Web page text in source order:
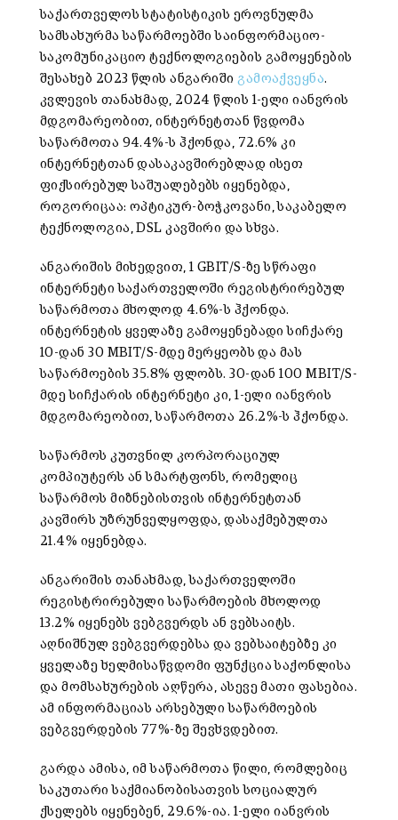
საქართველოს სტატისტიკის ეროვნულმა
სამსახურმა საწარმოებში საინფორმაციო-
საკომუნიკაციო ტექნოლოგიების გამოყენების
შესახებ 2023 წლის ანგარიშიგამოაქვეყნა.
კვლევის თანახმად, 2024 წლის 1-ელი იანვრის
მდგომარეობით, ინტერნეტთან წვდომა
საწარმოთა 94.4%-ს ჰქონდა, 72.6% კი
ინტერნეტთან დასაკავშირებლად ისეთ
ფიქსირებულ საშუალებებს იყენებდა,
როგორიცაა: ოპტიკურ-ბოჭკოვანი, საკაბელო
ტექნოლოგია, DSL კავშირი და სხვა.
ანგარიშის მიხედვით, 1 GBIT/S-ზე სწრაფი
ინტერნეტი საქართველოში რეგისტრირებულ
საწარმოთა მხოლოდ 4.6%-ს ჰქონდა.
ინტერნეტის ყველაზე გამოყენებადი სიჩქარე
10-დან 30 MBIT/S-მდე მერყეობს და მას
საწარმოების 35.8% ფლობს. 30-დან 100 MBIT/S-
მდე სიჩქარის ინტერნეტი კი, 1-ელი იანვრის
მდგომარეობით, საწარმოთა 26.2%-ს ჰქონდა.
საწარმოს კუთვნილ კორპორაციულ
კომპიუტერს ან სმარტფონს, რომელიც
საწარმოს მიზნებისთვის ინტერნეტთან
კავშირს უზრუნველყოფდა, დასაქმებულთა
21.4% იყენებდა.
ანგარიშის თანახმად, საქართველოში
რეგისტრირებული საწარმოების მხოლოდ
13.2% იყენებს ვებგვერდს ან ვებსაიტს.
აღნიშნულ ვებგვერდებსა და ვებსაიტებზე კი
ყველაზე ხელმისაწვდომი ფუნქცია საქონლისა
და მომსახურების აღწერა, ასევე მათი ფასებია.
ამ ინფორმაციას არსებული საწარმოების
ვებგვერდების 77%-ზე შევხვდებით.
გარდა ამისა, იმ საწარმოთა წილი, რომლებიც
საკუთარი საქმიანობისათვის სოციალურ
ქსელებს იყენებენ, 29.6%-ია. 1-ელი იანვრის